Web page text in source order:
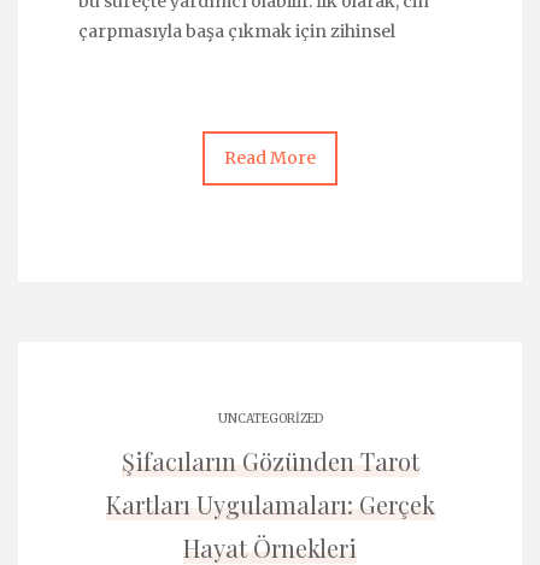
çarpmasıyla başa çıkmak için zihinsel
Read More
UNCATEGORIZED
Şifacıların Gözünden Tarot
Kartları Uygulamaları: Gerçek
Hayat Örnekleri